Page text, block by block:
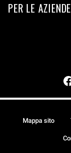
PER LE AZIENDE
Mappa sito